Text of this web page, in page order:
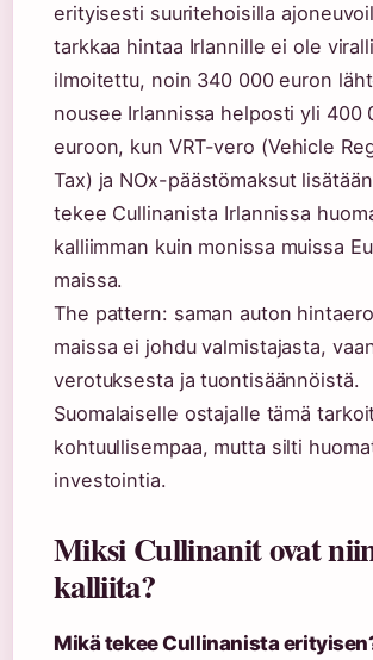
erityisesti suuritehoisilla
tarkkaa hintaa Irlannille ei ole
ilmoitettu, noin 340 000 euron
nousee Irlannissa helposti yli 400
euroon, kun VRT-vero (Vehicle
Tax) ja NOx-päästömaksut
tekee Cullinanista Irlannissa
kalliimman kuin monissa muissa
maissa.
The pattern: saman auton
maissa ei johdu valmistajasta,
verotuksesta ja tuontisäännöistä.
Suomalaiselle ostajalle tämä
kohtuullisempaa, mutta silti
investointia.
Miksi Cullinanit ovat
kalliita?
Mikä tekee Cullinanista